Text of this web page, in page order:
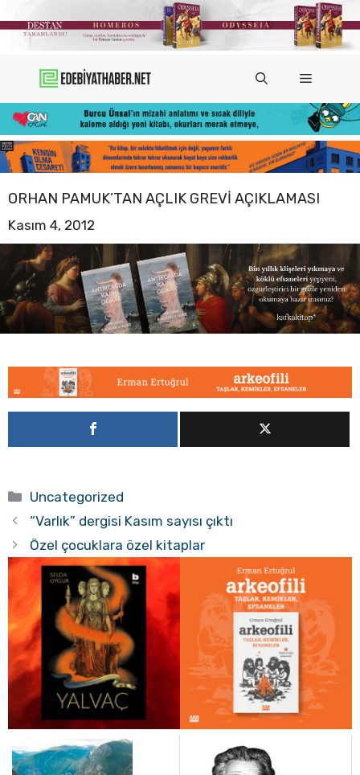
atla
Menü
ORHAN PAMUK’TAN AÇLIK GREVI AÇIKLAMASI
Kasım 4, 2012
Kategoriler
Uncategorized
“Varlık” dergisi Kasım sayısı çıktı
Özel çocuklara özel kitaplar